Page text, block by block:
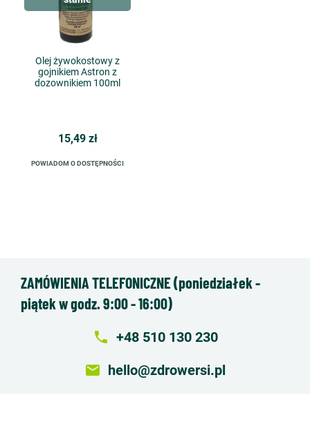
Olej żywokostowy z
gojnikiem Astron z
dozownikiem 100ml
15,49 zł
POWIADOM O DOSTĘPNOŚCI
ZAMÓWIENIA TELEFONICZNE (poniedziałek -
piątek w godz. 9:00 - 16:00)
local_phone +48 510 130 230
email hello@zdrowersi.pl